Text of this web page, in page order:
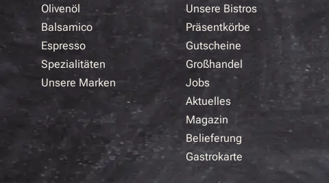
Olivenöl
Balsamico
Espresso
Spezialitäten
Unsere Marken
Unsere Bistros
Präsentkörbe
Gutscheine
Großhandel
Jobs
Aktuelles
Magazin
Belieferung
Gastrokarte